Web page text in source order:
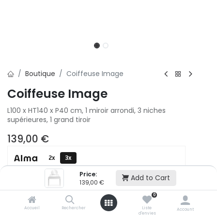
Price:
139,00 € Add to Cart
Accueil Rechercher
0
Liste
d'envies
Account
Boutique Coiffeuse Image
Coiffeuse Image
L100 x HT140 x P40 cm, 1 miroir arrondi, 3 niches
supérieures, 1 grand tiroir
139,00 €
2x
3x
500,01 € puis 2 x 499,99 € (sans frais)
Ajouter au panier